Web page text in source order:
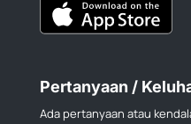
Pertanyaan /
Ada pertanyaan atau